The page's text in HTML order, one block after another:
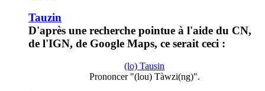
Tauzin
D'après une recherche pointue à l'aide du CN,
de l'IGN, de Google Maps, ce serait ceci :
(lo) Tausin
Prononcer "(lou) Tàwzi(ng)".